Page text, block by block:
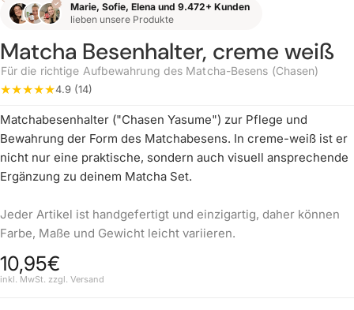
Marie, Sofie, Elena und 9.472+ Kunden
lieben unsere Produkte
Matcha Besenhalter, creme weiß
Für die richtige Aufbewahrung des Matcha-Besens (Chasen)
4.9 (14)
Matchabesenhalter ("Chasen Yasume") zur Pflege und
Bewahrung der Form des Matchabesens. In creme-weiß ist er
nicht nur eine praktische, sondern auch visuell ansprechende
Ergänzung zu deinem Matcha Set.
Jeder Artikel ist handgefertigt und einzigartig, daher können
Farbe, Maße und Gewicht leicht variieren.
10,95€
Normaler Preis
inkl. MwSt. zzgl. Versand